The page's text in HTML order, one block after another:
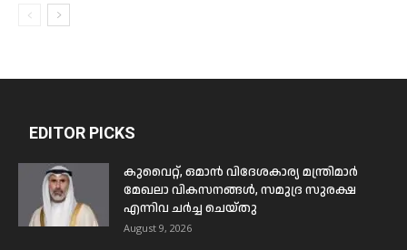
EDITOR PICKS
കുവൈറ്റ്, ഒമാൻ വിദേശകാര്യ മന്ത്രിമാർ
മേഖലാ വികസനങ്ങൾ, സമുദ്ര സുരക്ഷ
എന്നിവ ചർച്ച ചെയ്തു
August 9, 2026